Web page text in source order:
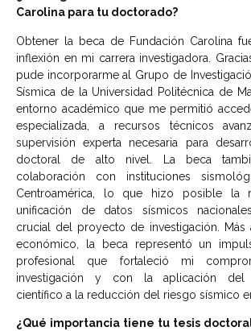
Carolina para tu doctorado?
Obtener la beca de Fundación Carolina
inflexión en mi carrera investigadora.
pude incorporarme al Grupo de
Sísmica de la Universidad Politécnica de
entorno académico que me permitió
especializada, a recursos técnicos
supervisión experta necesaria para
doctoral de alto nivel. La beca
colaboración con instituciones
Centroamérica, lo que hizo posible la
unificación de datos sísmicos
crucial del proyecto de investigación. Más
económico, la beca representó un
profesional que fortaleció mi
investigación y con la aplicación del
científico a la reducción del riesgo sísmico
¿Qué importancia tiene tu tesis